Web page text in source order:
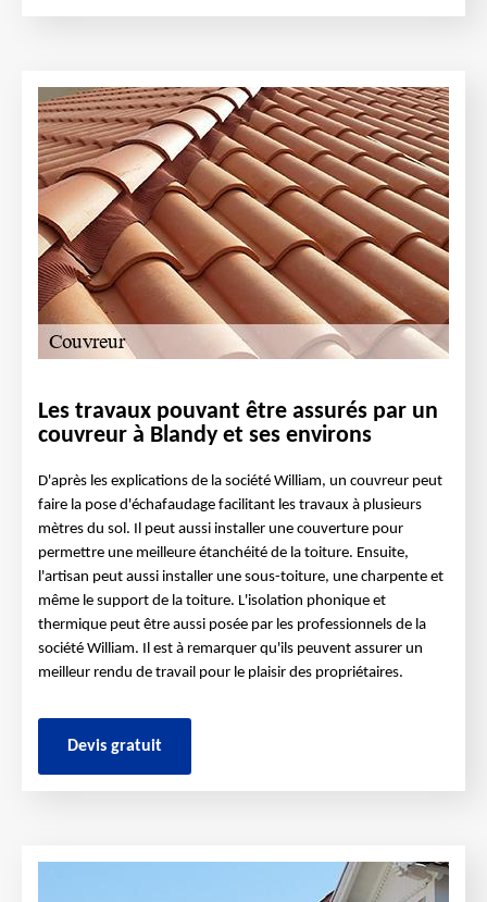
Les travaux pouvant être assurés par un
couvreur à Blandy et ses environs
D'après les explications de la société William, un couvreur peut
faire la pose d'échafaudage facilitant les travaux à plusieurs
mètres du sol. Il peut aussi installer une couverture pour
permettre une meilleure étanchéité de la toiture. Ensuite,
l'artisan peut aussi installer une sous-toiture, une charpente et
même le support de la toiture. L'isolation phonique et
thermique peut être aussi posée par les professionnels de la
société William. Il est à remarquer qu'ils peuvent assurer un
meilleur rendu de travail pour le plaisir des propriétaires.
Devis gratuit